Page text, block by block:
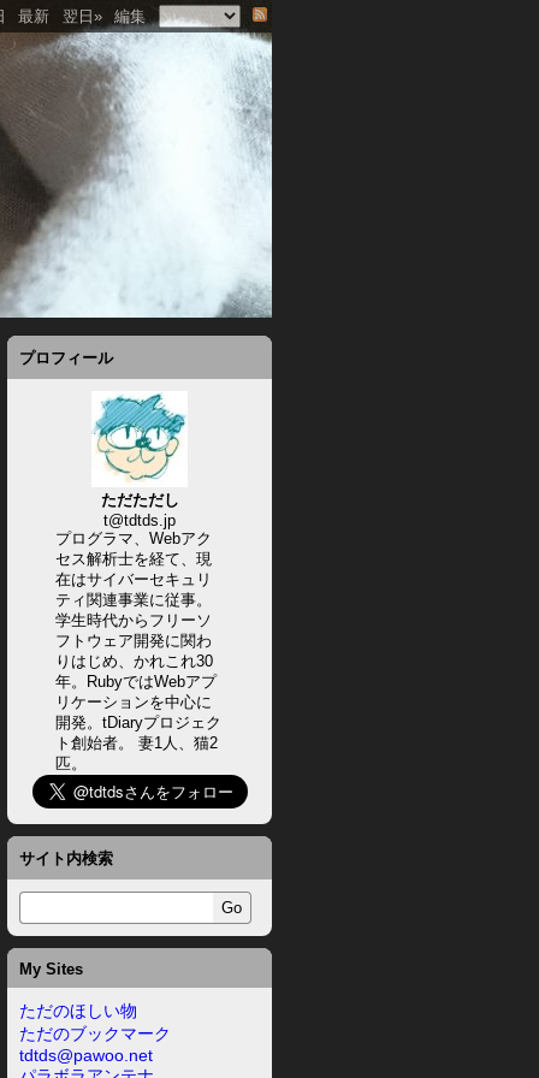
最新 翌日» 編集
プロフィール
ただただし
t@tdtds.jp
プログラマ、Webアク
セス解析士を経て、現
在はサイバーセキュリ
ティ関連事業に従事。
学生時代からフリーソ
フトウェア開発に関わ
りはじめ、かれこれ30
年。RubyではWebアプ
リケーションを中心に
開発。tDiaryプロジェク
ト創始者。 妻1人、猫2
匹。
サイト内検索
My Sites
ただのほしい物
ただのブックマーク
tdtds@pawoo.net